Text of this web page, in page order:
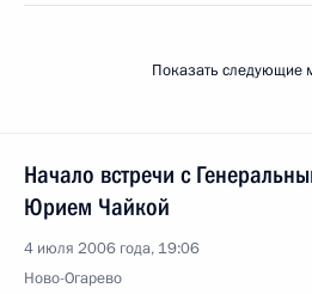
Показать следующие
Начало встречи с
Юрием Чайкой
4 июля 2006 года, 19:06
Ново-Огарево